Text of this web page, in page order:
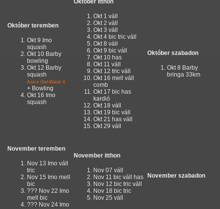
Október teremben
Okt 9 Imo
squash
Okt 10 Barby
bowling
Okt 12 Barby
squash
Asics Gel-Blast 4
+ Bowling
Okt 16 Imo
squash
Október itthon
Okt 1 váll
Okt 2 váll
Okt 3 váll
Okt 4 bic tric váll
Okt 8 váll
Okt 9 bic váll
Okt 10 has
Okt 11 váll
Okt 12 tric váll
Okt 16 mell váll
comb
Okt 17 bic has
kardió
Okt 18 váll
Okt 19 bic váll
Okt 21 has váll
Okt 29 váll
Október szabadon
Okt 8 Barby
bringa 33km
November teremben
Nov 13 Imo váll
tric
Nov 15 Imo mell
bic
??? Nov 22 Imo
mell bic
??? Nov 24 Imo
November itthon
Nov 07 váll
Nov 11 bic váll has
Nov 12 bic tric váll
Nov 18 bic tric
Nov 25 váll
November szabadon